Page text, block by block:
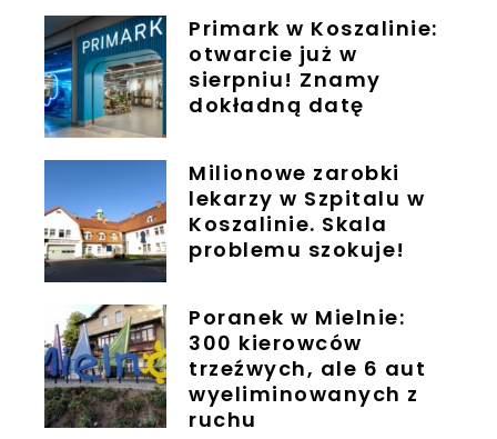
Primark w Koszalinie:
otwarcie już w
sierpniu! Znamy
dokładną datę
Milionowe zarobki
lekarzy w Szpitalu w
Koszalinie. Skala
problemu szokuje!
Poranek w Mielnie:
300 kierowców
trzeźwych, ale 6 aut
wyeliminowanych z
ruchu